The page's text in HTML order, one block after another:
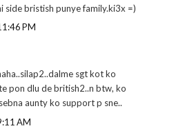
side bristish punye family.ki3x =)
PM
sgt kot ko
pon dlu de british2..n btw, ko
aunty ko support p sne..
AM